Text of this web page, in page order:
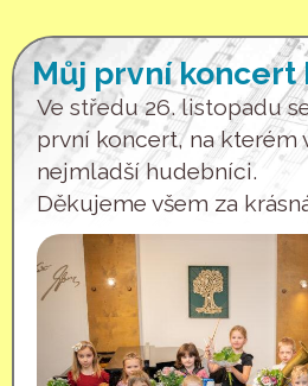
Můj první koncert
Ve středu 26. listopadu
první koncert, na kterém
nejmladší hudebníci.
Děkujeme všem za